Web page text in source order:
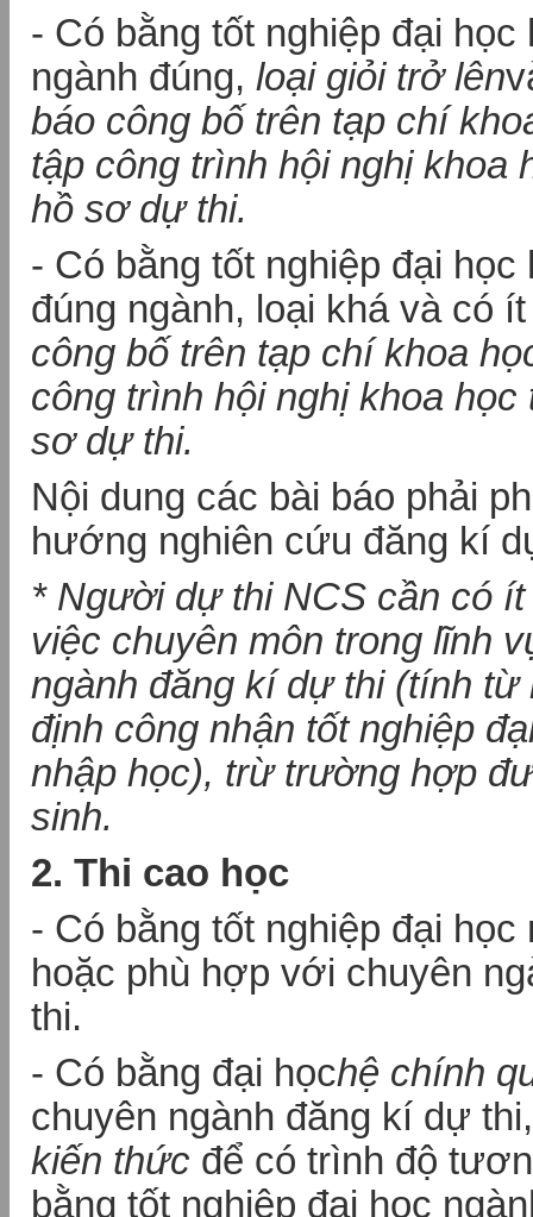
- Có bằng tốt nghiệp đại học
ngành đúng, loại giỏi trở lên
báo công bố trên tạp chí
tập công trình hội nghị khoa
hồ sơ dự thi.
- Có bằng tốt nghiệp đại học
đúng ngành, loại khá và có
công bố trên tạp chí khoa
công trình hội nghị khoa
sơ dự thi.
Nội dung các bài báo phải
hướng nghiên cứu đăng kí
* Người dự thi NCS cần có
việc chuyên môn trong lĩnh
ngành đăng kí dự thi (tính từ
định công nhận tốt nghiệp
nhập học), trừ trường hợp
sinh.
2. Thi cao học
- Có bằng tốt nghiệp đại học
hoặc phù hợp với chuyên
thi.
- Có bằng đại họchệ chính
chuyên ngành đăng kí dự thi,
kiến thức để có trình độ
bằng tốt nghiệp đại học